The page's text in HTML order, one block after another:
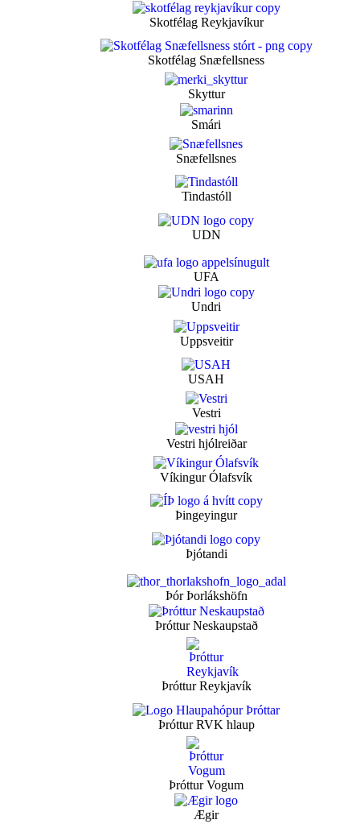
Skotfélag Reykjavíkur
Skotfélag Snæfellsness
Skyttur
Smári
Snæfellsnes
Tindastóll
UDN
UFA
Undri
Uppsveitir
USAH
Vestri
Vestri hjólreiðar
Víkingur Ólafsvík
Þingeyingur
Þjótandi
Þór Þorlákshöfn
Þróttur Neskaupstað
Þróttur Reykjavík
Þróttur RVK hlaup
Þróttur Vogum
Ægir